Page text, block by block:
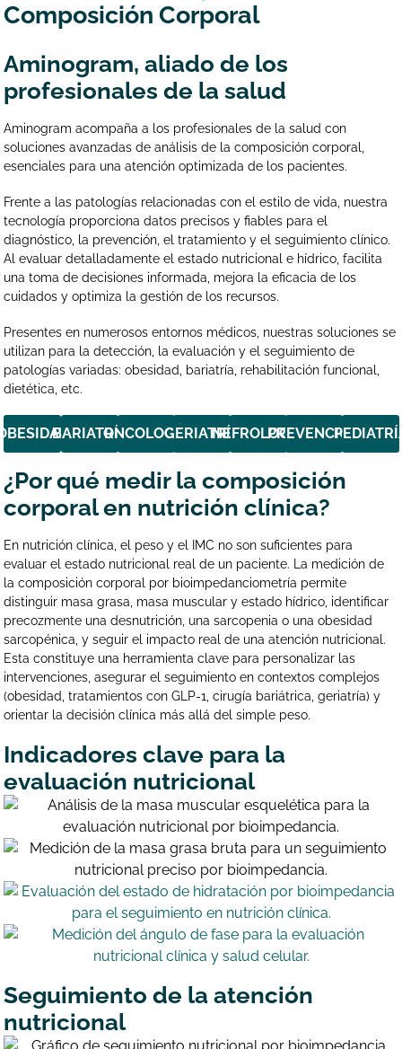
Composición Corporal
Aminogram, aliado de los
profesionales de la salud
Aminogram acompaña a los profesionales de la salud con
soluciones avanzadas de análisis de la composición corporal,
esenciales para una atención optimizada de los pacientes.
Frente a las patologías relacionadas con el estilo de vida, nuestra
tecnología proporciona datos precisos y fiables para el
diagnóstico, la prevención, el tratamiento y el seguimiento clínico.
Al evaluar detalladamente el estado nutricional e hídrico, facilita
una toma de decisiones informada, mejora la eficacia de los
cuidados y optimiza la gestión de los recursos.
Presentes en numerosos entornos médicos, nuestras soluciones se
utilizan para la detección, la evaluación y el seguimiento de
patologías variadas: obesidad, bariatría, rehabilitación funcional,
dietética, etc.
BARIATRÍAONCOLOGÍAGERIATRÍANEFROLOGÍAPREVENCIÓN
¿Por qué medir la composición
corporal en nutrición clínica?
En nutrición clínica, el peso y el IMC no son suficientes para
evaluar el estado nutricional real de un paciente. La medición de
la composición corporal por bioimpedanciometría permite
distinguir masa grasa, masa muscular y estado hídrico, identificar
precozmente una desnutrición, una sarcopenia o una obesidad
sarcopénica, y seguir el impacto real de una atención nutricional.
Esta constituye una herramienta clave para personalizar las
intervenciones, asegurar el seguimiento en contextos complejos
(obesidad, tratamientos con GLP-1, cirugía bariátrica, geriatría) y
orientar la decisión clínica más allá del simple peso.
Indicadores clave para la
evaluación nutricional
Seguimiento de la atención
nutricional